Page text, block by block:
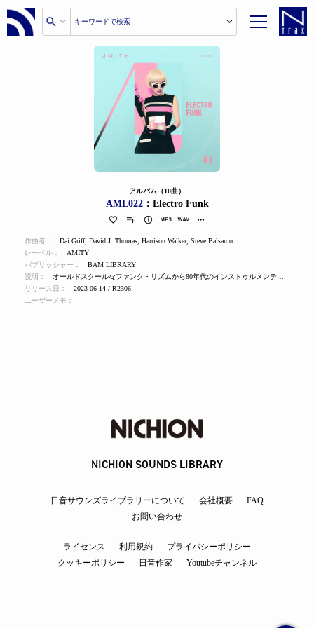
アルバム（10曲）
AML022：Electro Funk
作曲者： Dai Griff, David J. Thomas Harrison Walker, Steve Balsamo
レーベル：
AMITY
パブリッシャー：
BAM LIBRARY
説明：
リリース日：
2023-06-14 / R2306
ユーザーメモ：
NICHION SOUNDS LIBRARY
日音サウンズライブラリーについて 会社概要
FAQ
お問い合わせ
ライセンス 利用規約
プライバシーポリシー
クッキーポリシー
日音作家 Youtubeチャンネル